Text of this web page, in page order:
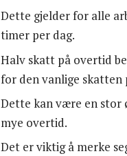
Dette gjelder for alle
timer per dag.
Halv skatt på overtid
for den vanlige skatten
Dette kan være en stor
mye overtid.
Det er viktig å merke